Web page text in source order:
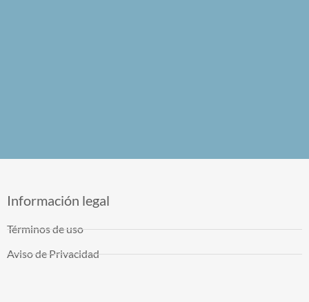
Información legal
Términos de uso
Aviso de Privacidad